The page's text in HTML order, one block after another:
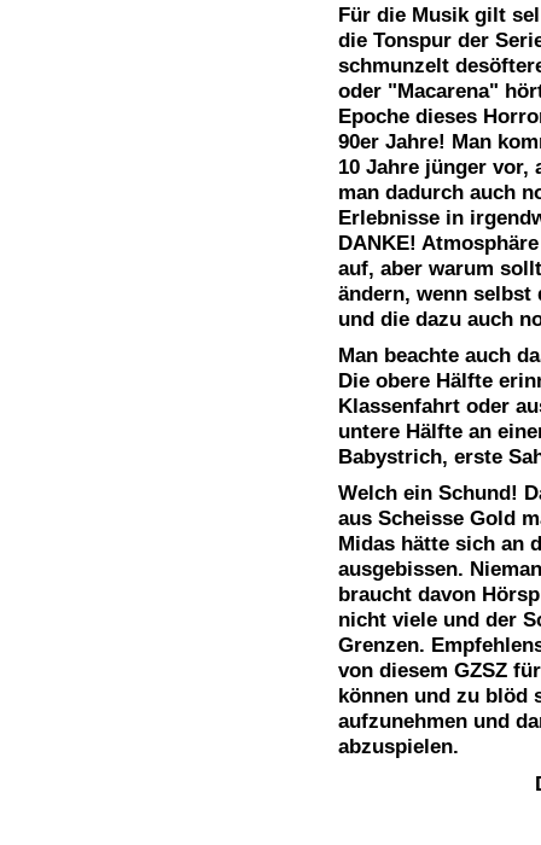
Für die Musik gilt
die Tonspur der
schmunzelt
oder "Macarena"
Epoche dieses
90er Jahre! Man
10 Jahre jünger vor,
man dadurch auch
Erlebnisse in
DANKE!
auf, aber warum
ändern, wenn selbst
und die dazu auch
Man beachte auch
Die obere Hälfte
Klassenfahrt oder
untere Hälfte an
Babystrich, erste
Welch ein Schund!
aus Scheisse Gold
Midas hätte sich an
ausgebissen.
braucht davon
nicht viele und der
Grenzen.
von diesem GZSZ
können und zu blöd
aufzunehmen und
abzuspielen.